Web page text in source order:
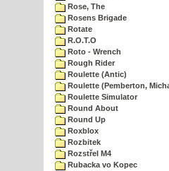
Rose, The
Rosens Brigade
Rotate
R.O.T.O
Roto - Wrench
Rough Rider
Roulette (Antic)
Roulette (Pemberton,
Roulette Simulator
Round About
Round Up
Roxblox
Rozbitek
Rozstřel M4
Rubacka vo Kopec